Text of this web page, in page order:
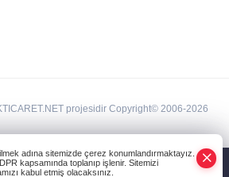
projesidir Copyright© 2006-2026
adına sitemizde çerez konumlandırmaktayız.
kapsamında toplanıp işlenir. Sitemizi
kabul etmiş olacaksınız.